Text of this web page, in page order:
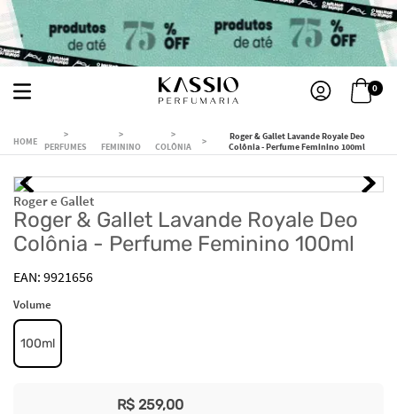
0
PERFUMES FEMININO COLÔNIA
Roger & Gallet Lavande Royale Deo
Colônia - Perfume Feminino 100ml
Roger e Gallet
Roger & Gallet Lavande Royale Deo
Colônia - Perfume Feminino 100ml
9921656
Volume
100ml
R$ 259,00